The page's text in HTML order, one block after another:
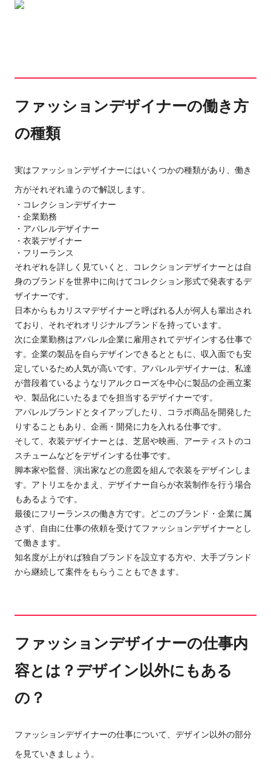
ファッションデザイナーの働き方
の種類
実はファッションデザイナーにはいくつかの種類があり、働き
方がそれぞれ違うので解説します。
・コレクションデザイナー
・企業勤務
・アパレルデザイナー
・衣装デザイナー
・フリーランス
それぞれを詳しく見ていくと、
コレクションデザイナーとは自
身のブランドを世界中に向けてコレクション形式で発表するデ
ザイナーです。
日本からもカリスマデザイナーと呼ばれる人が何人も輩出され
ており、それぞれオリジナルブランドを持っています。
次に企業勤務はアパレル企業に雇用されてデザインする仕事で
す。 企業の製品を自らデザインできるとともに、収入面でも安
定しているため人気が高いです。 アパレルデザイナーは、 私達
が普段着ているようなリアルクローズを中心に製品の企画立案
や、製品化にいたるまでを担当するデザイナーです。
アパレルブランドとタイアップしたり、コラボ商品を開発した
りすることもあり、企画・開発に力を入れる仕事です。
そして、衣装デザイナーとは、芝居や映画、アーティストのコ
スチュームなどをデザインする仕事です。
脚本家や監督、演出家などの意図を組んで衣装をデザインしま
す。アトリエをかまえ、デザイナー自らが衣装制作を行う場合
もあるようです。
最後にフリーランスの働き方です。どこのブランド・企業に属
さず、自由に仕事の依頼を受けてファッションデザイナーとし
て働きます。
知名度が上がれば独自ブランドを設立する方や、大手ブランド
から継続して案件をもらうこともできます。
ファッションデザイナーの仕事内
容とは？デザイン以外にもある
の？
ファッションデザイナーの仕事について、デザイン以外の部分
を見ていきましょう。